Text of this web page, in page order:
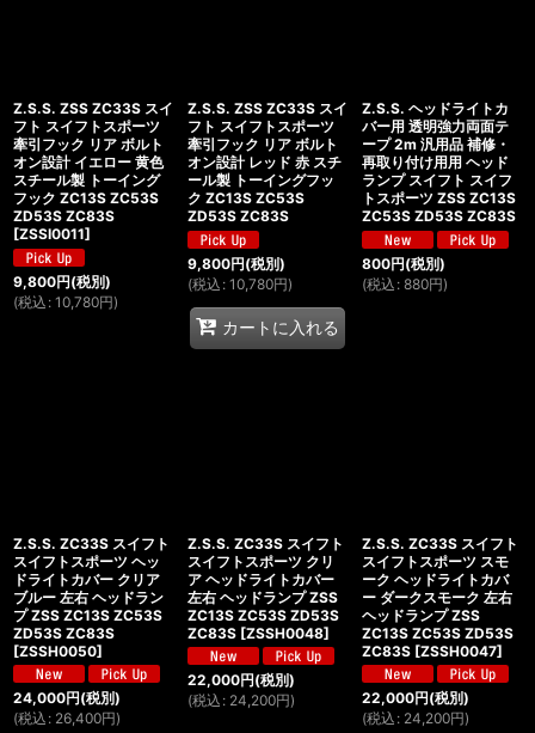
Z.S.S. ZSS ZC33S スイ
フト スイフトスポーツ
牽引フック リア ボルト
オン設計 イエロー 黄色
スチール製 トーイング
フック ZC13S ZC53S
ZD53S ZC83S
[ZSSI0011]
9,800円(税別)
(税込 : 10,780円)
Z.S.S. ZSS ZC33S スイ
フト スイフトスポーツ
牽引フック リア ボルト
オン設計 レッド 赤 スチ
ール製 トーイングフッ
ク ZC13S ZC53S
ZD53S ZC83S
9,800円(税別)
(税込 : 10,780円)
カートに入れる
Z.S.S. ヘッドライトカ
バー用 透明強力両面テ
ープ 2m 汎用品 補修・
再取り付け用用 ヘッド
ランプ スイフト スイフ
トスポーツ ZSS ZC13S
ZC53S ZD53S ZC83S
800円(税別)
(税込 : 880円)
Z.S.S. ZC33S スイフト
スイフトスポーツ ヘッ
ドライトカバー クリア
ブルー 左右 ヘッドラン
プ ZSS ZC13S ZC53S
ZD53S ZC83S
[ZSSH0050]
24,000円(税別)
(税込 : 26,400円)
Z.S.S. ZC33S スイフト
スイフトスポーツ クリ
ア ヘッドライトカバー
左右 ヘッドランプ ZSS
ZC13S ZC53S ZD53S
ZC83S [ZSSH0048]
22,000円(税別)
(税込 : 24,200円)
Z.S.S. ZC33S スイフト
スイフトスポーツ スモ
ーク ヘッドライトカバ
ー ダークスモーク 左右
ヘッドランプ ZSS
ZC13S ZC53S ZD53S
ZC83S [ZSSH0047]
22,000円(税別)
(税込 : 24,200円)